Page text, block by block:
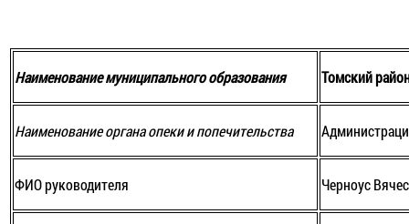
Наименование муниципального образования Томский
Наименование органа опеки и попечительства
ФИО руководителя Черноус